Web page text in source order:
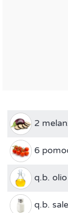
2
6
q.b.
q.b. sale